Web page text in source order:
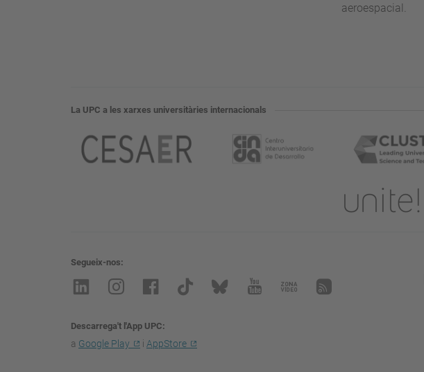
aeroespacial.
La UPC a les xarxes universitàries internacionals
Segueix-nos
Descarrega't l'App UPC
a Google Play i AppStore